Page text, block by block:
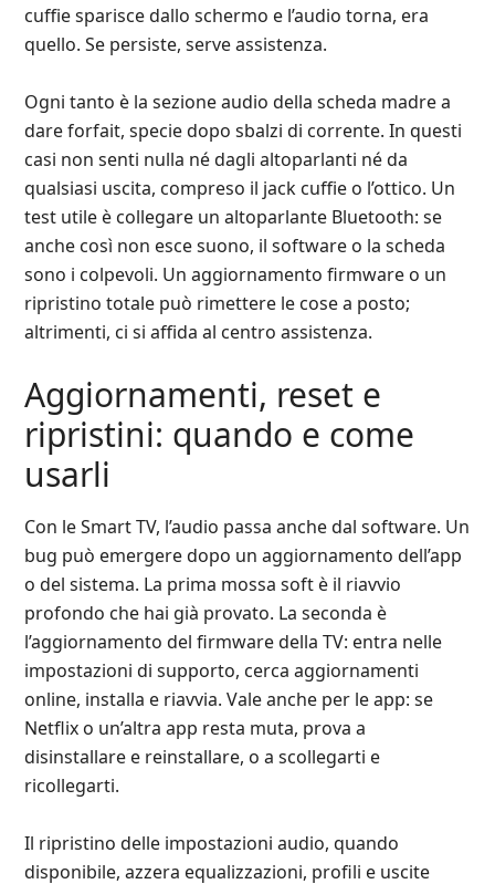
cuffie sparisce dallo schermo e l’audio torna, era
quello. Se persiste, serve assistenza.
Ogni tanto è la sezione audio della scheda madre a
dare forfait, specie dopo sbalzi di corrente. In questi
casi non senti nulla né dagli altoparlanti né da
qualsiasi uscita, compreso il jack cuffie o l’ottico. Un
test utile è collegare un altoparlante Bluetooth: se
anche così non esce suono, il software o la scheda
sono i colpevoli. Un aggiornamento firmware o un
ripristino totale può rimettere le cose a posto;
altrimenti, ci si affida al centro assistenza.
Aggiornamenti, reset e
ripristini: quando e come
usarli
Con le Smart TV, l’audio passa anche dal software. Un
bug può emergere dopo un aggiornamento dell’app
o del sistema. La prima mossa soft è il riavvio
profondo che hai già provato. La seconda è
l’aggiornamento del firmware della TV: entra nelle
impostazioni di supporto, cerca aggiornamenti
online, installa e riavvia. Vale anche per le app: se
Netflix o un’altra app resta muta, prova a
disinstallare e reinstallare, o a scollegarti e
ricollegarti.
Il ripristino delle impostazioni audio, quando
disponibile, azzera equalizzazioni, profili e uscite